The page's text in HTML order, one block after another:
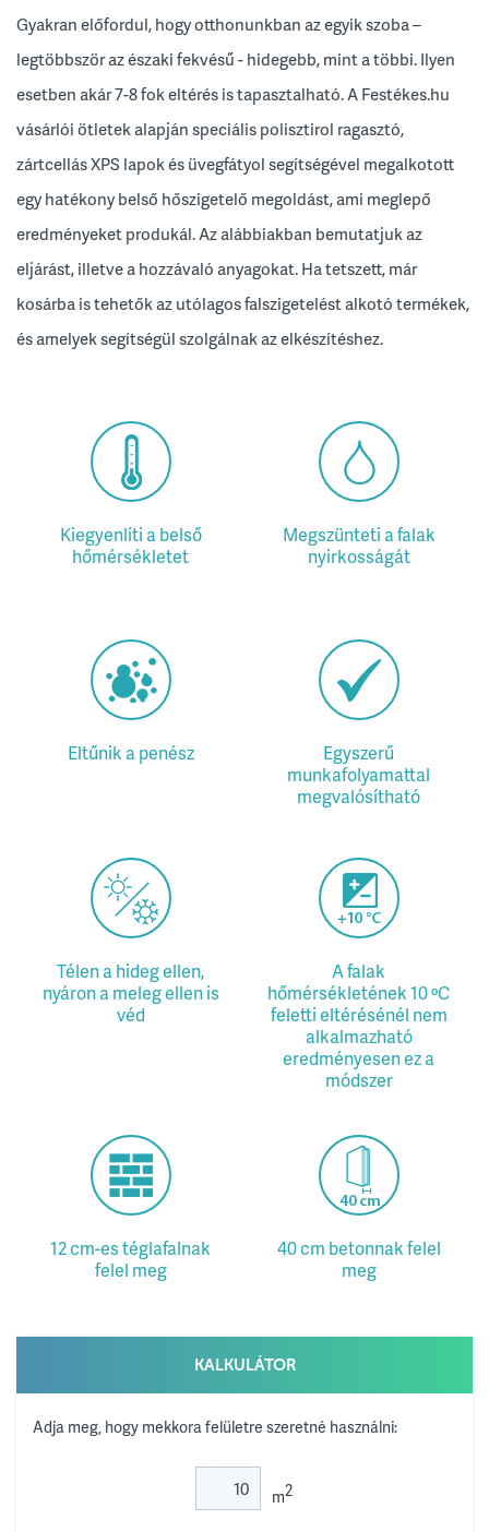
Gyakran előfordul, hogy otthonunkban az egyik szoba –
legtöbbször az északi fekvésű - hidegebb, mint a többi. Ilyen
esetben akár 7-8 fok eltérés is tapasztalható. A Festékes.hu
vásárlói ötletek alapján speciális polisztirol ragasztó,
zártcellás XPS lapok és üvegfátyol segítségével megalkotott
egy hatékony belső hőszigetelő megoldást, ami meglepő
eredményeket produkál. Az alábbiakban bemutatjuk az
eljárást, illetve a hozzávaló anyagokat. Ha tetszett, már
kosárba is tehetők az utólagos falszigetelést alkotó termékek,
és amelyek segítségül szolgálnak az elkészítéshez.
Kiegyenlíti a belső
hőmérsékletet
Megszünteti a falak
nyirkosságát
Eltűnik a penész
Egyszerű
munkafolyamattal
megvalósítható
Télen a hideg ellen,
nyáron a meleg ellen is
véd
A falak
hőmérsékletének 10 ºC
feletti eltérésénél nem
alkalmazható
eredményesen ez a
módszer
12 cm-es téglafalnak
felel meg
40 cm betonnak felel
meg
KALKULÁTOR
Adja meg, hogy mekkora felületre szeretné használni:
m2